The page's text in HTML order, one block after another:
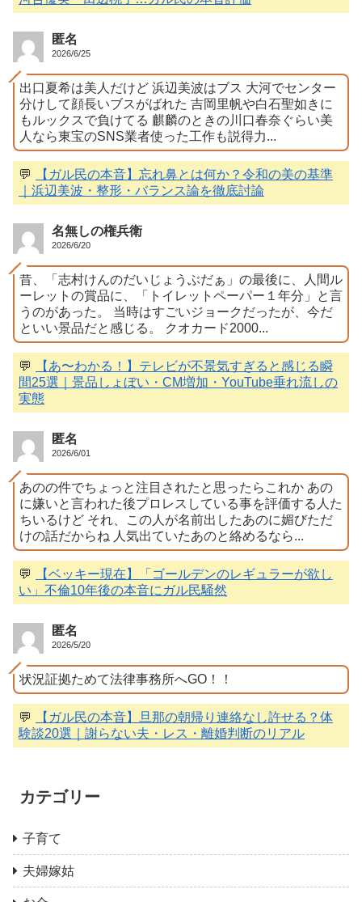
匿名
2026/6/25
出口夏希は美人だけど 浜辺美波はブス 大河でセンター
分けして顔長いブスがばれた 吉岡里帆や白石聖如きに
もルックスで負けてる 麒麟のときの川口春奈ぐらい美
人なら東宝のSNS業者使った工作も説得力...
💬
【ガル民の本音】忘れ鼻とは何か？令和の美の基準
｜浜辺美波・整形・バランス論を徹底討論
名無しの権兵衛
2026/6/20
昔、「志村けんのだいじょうぶだぁ」の最後に、人間ル
ーレットの賞品に、「トイレットペーパー１年分」と言
うのがあった。 当時はすごいジョークだったが、今だ
といい景品だと感じる。 クオカード2000...
💬
【あ〜わかる！】テレビが不景気すぎると感じる瞬
間25選｜景品しょぼい・CM増加・YouTube垂れ流しの
実態
匿名
2026/6/01
あのの件でちょっと注目されたと思ったらこれか あの
に嫌いと言われた後プロレスしている事を評価する人た
ちいるけど それ、この人が名前出したあのに媚びただ
けの話だからね 人気出ていたあのと絡めるなら...
💬
【ベッキー現在】「ゴールデンのレギュラーが欲し
い」不倫10年後の本音にガル民騒然
匿名
2026/5/20
状況証拠ためて法律事務所へGO！！
💬
【ガル民の本音】旦那の朝帰り連絡なし許せる？体
験談20選｜謝らない夫・レス・離婚判断のリアル
カテゴリー
子育て
夫婦嫁姑